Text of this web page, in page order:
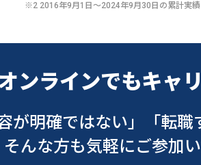
※2 2016年9月1日〜2024年9月30日の累計実
ンラインでもキャ
が明確ではない」
「転
そんな方も気軽にご参加